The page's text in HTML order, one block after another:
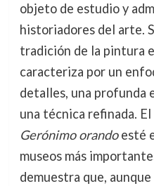
objeto de estudio y
historiadores del arte.
tradición de la pintura
caracteriza por un
detalles, una profunda
una técnica refinada.
Gerónimo orandoesté
museos más
demuestra que,